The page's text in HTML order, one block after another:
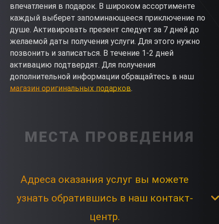
впечатления в подарок. В широком ассортименте
каждый выберет запоминающееся приключение по
душе. Активировать презент следует за 7 дней до
желаемой даты получения услуги. Для этого нужно
позвонить и записаться. В течение 1-2 дней
активацию подтвердят. Для получения
дополнительной информации обращайтесь в наш
магазин оригинальных подарков.
МЕСТА ПРОВЕДЕНИЯ
Адреса оказания услуг вы можете
узнать обратившись в наш контакт-
центр.